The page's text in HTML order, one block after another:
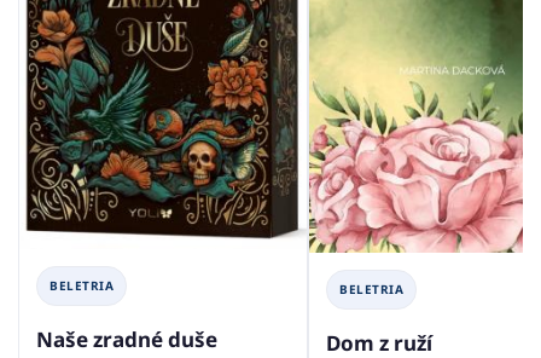
BELETRIA
Naše zradné duše
BELETRIA
Dom z ruží